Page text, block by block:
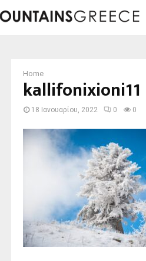
Home
kallifonixioni11
18 Ιανουαρίου, 2022 0 0